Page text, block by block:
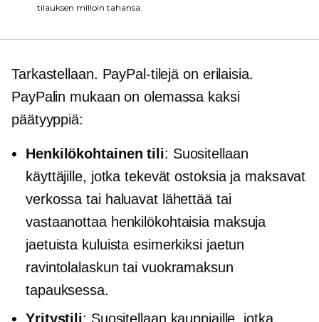
tilauksen milloin tahansa.
Tarkastellaan. PayPal-tilejä on erilaisia.
PayPalin mukaan on olemassa kaksi
päätyyppiä:
Henkilökohtainen tili: Suositellaan
käyttäjille, jotka tekevät ostoksia ja maksavat
verkossa tai haluavat lähettää tai
vastaanottaa henkilökohtaisia ​​maksuja
jaetuista kuluista esimerkiksi jaetun
ravintolalaskun tai vuokramaksun
tapauksessa.
Yritystili: Suositellaan kauppiaille, jotka